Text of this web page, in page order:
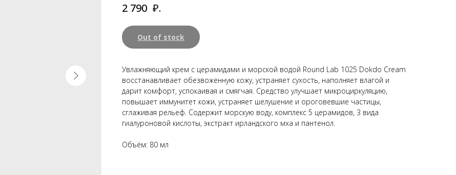
2 790 ₽.
Out of stock
Увлажняющий крем с церамидами и морской водой Round Lab 1025 Dokdo Cream
восстанавливает обезвоженную кожу, устраняет сухость, наполняет влагой и
дарит комфорт, успокаивая и смягчая. Средство улучшает микроциркуляцию,
повышает иммунитет кожи, устраняет шелушение и ороговевшие частицы,
сглаживая рельеф. Содержит морскую воду, комплекс 5 церамидов, 3 вида
гиалуроновой кислоты, экстракт ирландского мха и пантенол.
Объём: 80 мл